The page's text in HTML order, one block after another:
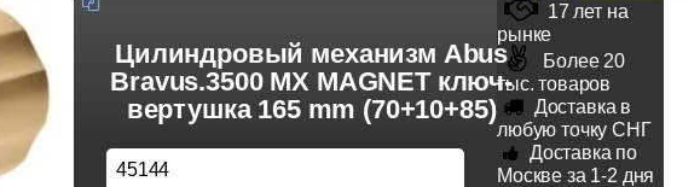
Цилиндровый механизм Abus
Bravus.3500 MX MAGNET ключ-
вертушка 165 mm (70+10+85)
45144
17 лет на
рынке
Более 20
тыс. товаров
Доставка в
любую точку СНГ
Доставка по
Москве за 1-2 дня